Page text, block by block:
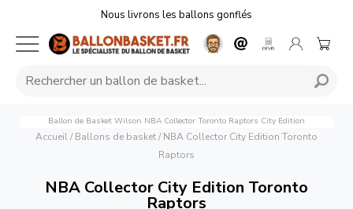
Nous livrons les ballons gonflés
Ballon de Basket Wilson NBA Collector Toronto Raptors City Edition
Accueil/ Ballons de basket/ NBA Collector City Edition Toronto
Raptors
NBA Collector City Edition Toronto
Raptors
👋 Bonjour, je suis ton assistant perso pour
t'aide à trouver le bon ballon en un rien de
×